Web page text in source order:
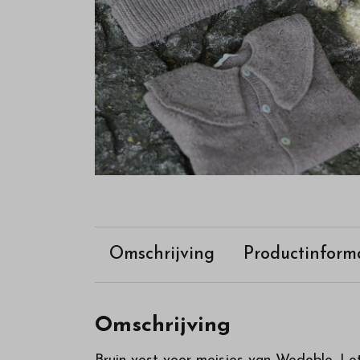
Omschrijving
Omschrijving